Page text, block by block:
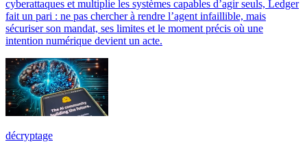
cyberattaques et multiplie les systèmes capables d’agir seuls, Ledger
fait un pari : ne pas chercher à rendre l’agent infaillible, mais
sécuriser son mandat, ses limites et le moment précis où une
intention numérique devient un acte.
décryptage